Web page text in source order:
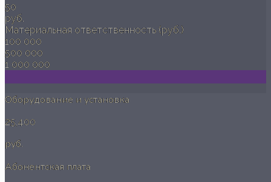
50
руб.
Материальная ответственность (руб.)
100 000
500 000
1 000 000
Оборудование и установка
25,400
руб.
Абонентская плата